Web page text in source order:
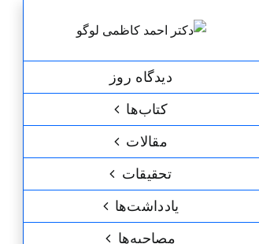
دیدگاه روز
کتاب‌ها
مقالات
تحقیقات
یادداشت‌ها
مصاحبه‌ها